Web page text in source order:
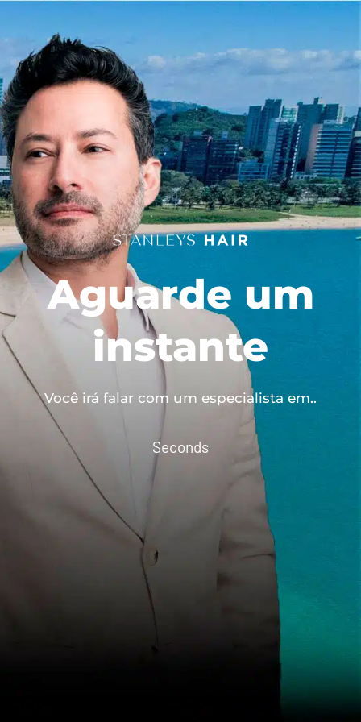
Aguarde um
instante
Você irá falar com um especialista em..
Seconds